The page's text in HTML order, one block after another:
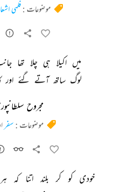
موضوعات :فلمی
میں اکیلا ہی چلا تھا
لوگ ساتھ آتے گئے اور
مجروح
موضوعات : سفر
خودی کو کر بلند اتنا کہ ہر